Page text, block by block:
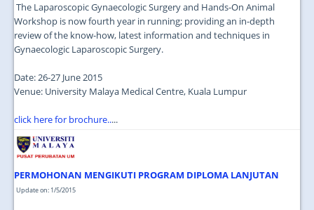
The Laparoscopic Gynaecologic Surgery and Hands-On Animal
Workshop is now fourth year in running; providing an in-depth
review of the know-how, latest information and techniques in
Gynaecologic Laparoscopic Surgery.
Date: 26-27 June 2015
Venue: University Malaya Medical Centre, Kuala Lumpur
click here for brochure.....
PERMOHONAN MENGIKUTI PROGRAM DIPLOMA LANJUTAN
Update on: 1/5/2015